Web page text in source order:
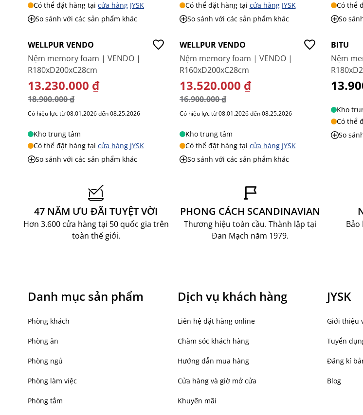
Có thể đặt hàng tại cửa hàng JYSK
So sánh với các sản phẩm khác
Có thể đặt hàng tại cửa hàng JYSK
So sánh với các sản phẩm khác
Có thể
So
-30%
WELLPUR VENDO
Nệm memory foam | VENDO |
R180xD200xC28cm
GIÁ ĐẶC BIỆT
13.230.000 ₫
18.900.000 ₫
Có hiệu lực từ 08.01.2026 đến 08.25.2026
Kho trung tâm
Có thể đặt hàng tại cửa hàng JYSK
So sánh với các sản phẩm khác
-20%
WELLPUR VENDO
Nệm memory foam | VENDO |
R160xD200xC28cm
GIÁ ĐẶC BIỆT
13.520.000 ₫
16.900.000 ₫
Có hiệu lực từ 08.01.2026 đến 08.25.2026
Kho trung tâm
Có thể đặt hàng tại cửa hàng JYSK
So sánh với các sản phẩm khác
Mới
BITU
Nệm
Kho
Có thể
So
47 NĂM ƯU ĐÃI TUYỆT VỜI
Hơn 3.600 cửa hàng tại 50 quốc gia trên
toàn thế giới.
PHONG CÁCH SCANDINAVIAN
Thương hiệu toàn cầu. Thành lập tại
Đan Mạch năm 1979.
Bảo
Danh mục sản phẩm
Phòng khách
Phòng ăn
Phòng ngủ
Phòng làm việc
Phòng tắm
Dịch vụ khách hàng
Liên hệ đặt hàng online
Chăm sóc khách hàng
Hướng dẫn mua hàng
Cửa hàng và giờ mở cửa
Khuyến mãi
JYSK
Giới thiệu
Tuyển
Đăng kí
Blog